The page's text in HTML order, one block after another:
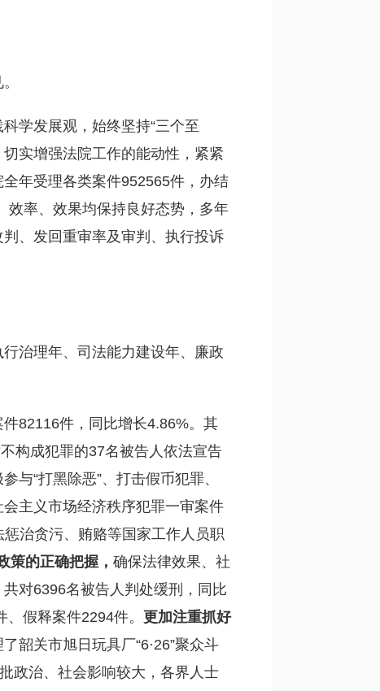
学发展观，始终坚持“三个至
实增强法院工作的能动性，紧紧
年受理各类案件952565件，办结
效率、效果均保持良好态势，多年
、发回重审率及审判、执行投诉
治理年、司法能力建设年、廉政
82116件，同比增长4.86%。其
构成犯罪的37名被告人依法宣告
与“打黑除恶”、打击假币犯罪、
主义市场经济秩序犯罪一审案件
治贪污、贿赂等国家工作人员职
策的正确把握， 确保法律效果、社
对6396名被告人判处缓刑，同比
假释案件2294件。 更加注重抓好
韶关市旭日玩具厂“6·26”聚众斗
政治、社会影响较大，各界人士